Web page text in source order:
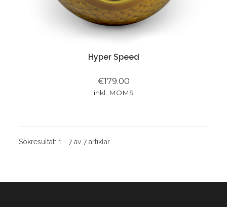
Hyper Speed
€179.00
inkl. MOMS
Sökresultat:1 - 7 av 7 artiklar